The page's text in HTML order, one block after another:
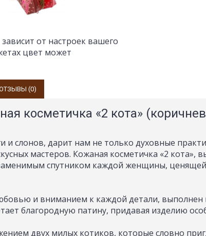
от настроек вашего
цвет может
(0)
косметичка «2 кота»
и слонов, дарит нам не только духовные
мастеров. Кожаная косметичка «2 кота»,
спутником каждой женщины, ценящей
и вниманием к каждой детали, выполнен
благородную патину, придавая изделию
двух милых котиков, которые словно